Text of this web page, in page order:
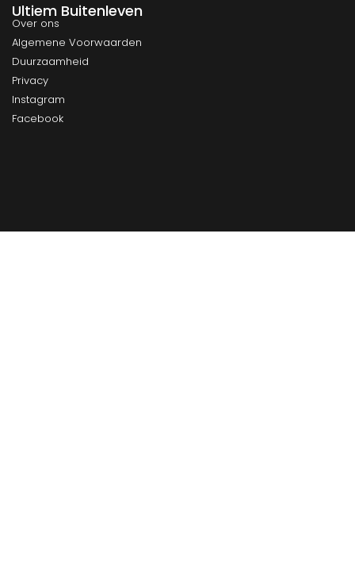
Ultiem Buitenleven
Over ons
Algemene Voorwaarden
Duurzaamheid
Privacy
Instagram
Facebook